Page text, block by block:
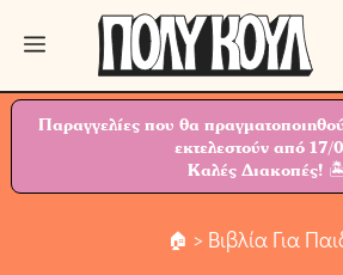
Μετάβαση
περιεχόμενο
Μενού
Παραγγελίες που θα
εκτελεστούν από 17/
Καλές Διακοπές!
> Βιβλία Για